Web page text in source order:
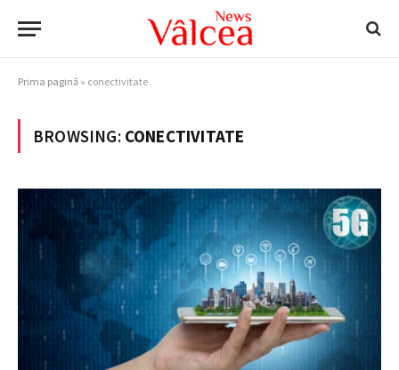
Prima pagină » conectivitate
BROWSING: CONECTIVITATE